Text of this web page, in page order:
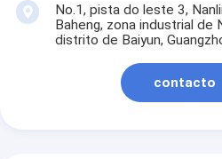
No.1, pista do leste 3,
Baheng, zona industrial de
distrito de Baiyun,
contacto